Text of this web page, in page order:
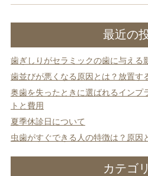
診療時間・アクセス
最近の
歯ぎしりがセラミックの歯に与える
歯並びが悪くなる原因とは？放置す
奥歯を失ったときに選ばれるインプ
トと費用
夏季休診日について
虫歯がすぐできる人の特徴は？原因
カテゴ